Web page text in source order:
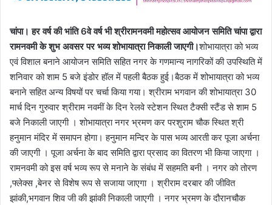
चांपा। हर वर्ष की भांति 6वे वर्ष भी श्रीरामनवमी महोत्सव आयोजन समिति चांपा द्वारा
रामनवमी के शुभ अवसर पर भव्य शोभायात्रा निकाली जाएगी।शोभायात्रा को भव्य
एवं विशाल बनाने आयोजन समिति सहित नगर के गणमान्य नागरिकों की उपस्थिति में
शनिवार को शाम 5 बजे इंडोर हॉल में पहली बैठक हुई।बैठक में शोभायात्रा को भव्य
बनाने सहित अन्य विषयों पर चर्चा किया गया। श्रीराम भगवान की शोभायात्रा 30
मार्च दिन गुरुवार श्रीराम नवमीं के दिन रेलवे स्टेशन स्थित टैक्सी स्टैंड से शाम 5
बजे निकाली जाएगी । शोभायात्रा नगर भ्रमण कर परशुराम चौक स्थित श्री
हनुमान मंदिर में समापन होगा। हनुमान मन्दिर के पास भव्य आरती कर पूजा अर्चना
की जाएगी । पूजा अर्चना के बाद समिति द्वारा प्रसाद का वितरण भी किया जाएगा ।
रामनवमी को इस वर्ष भव्य रूप से मनाने के संबंध में सहमति बनी । नगर को तोरण
,फ्लेक्स ,बेनर से विशेष रूप से सजाया जाएगा । श्रीराम दरबार की जीवित
झांकी,भगवान शिव जी की झांकी निकाली जाएगी । नगर भ्रमण के दौरानचौक